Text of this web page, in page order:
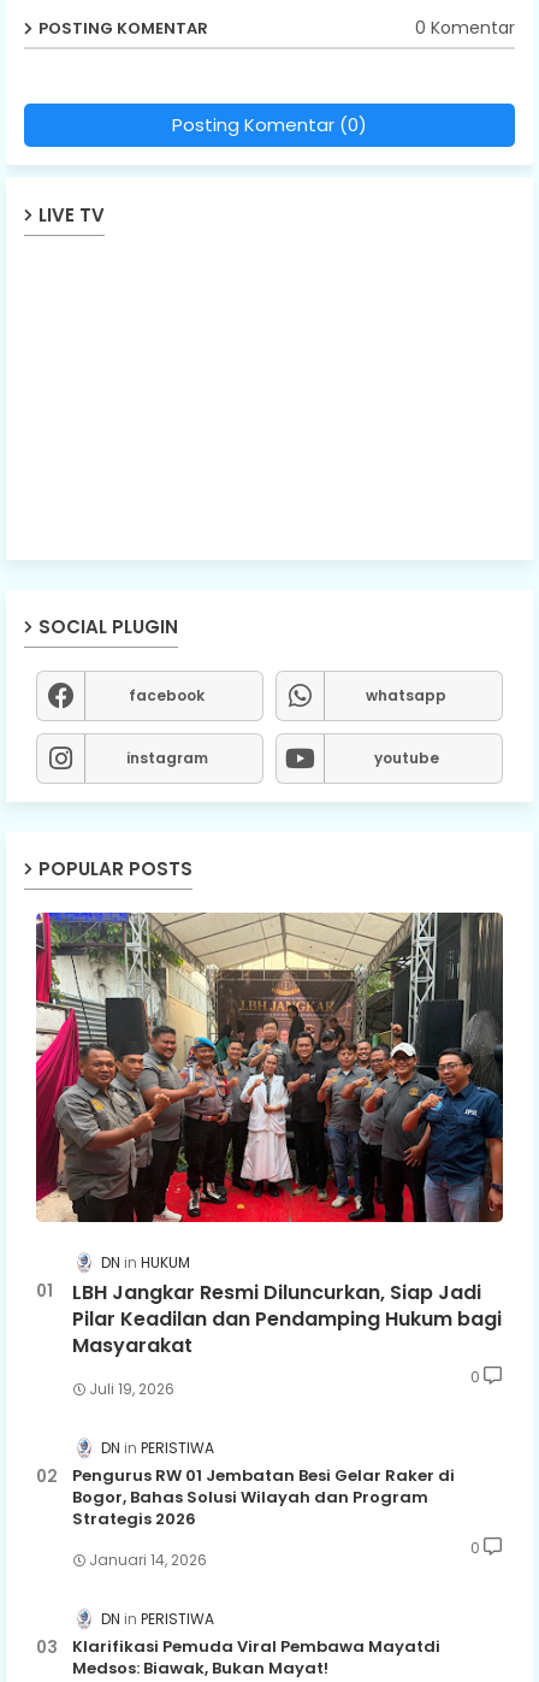
POSTING KOMENTAR 0 Komentar
Posting Komentar (0)
LIVE TV
SOCIAL PLUGIN
facebook whatsapp
instagram youtube
POPULAR POSTS
DN HUKUM
LBH Jangkar Resmi Diluncurkan, Siap Jadi
Pilar Keadilan dan Pendamping Hukum bagi
Masyarakat
Juli 19, 2026
0
DN PERISTIWA
Pengurus RW 01 Jembatan Besi Gelar Raker di
Bogor, Bahas Solusi Wilayah dan Program
Strategis 2026
Januari 14, 2026
0
DN PERISTIWA
Klarifikasi Pemuda Viral Pembawa Mayatdi
Medsos: Biawak, Bukan Mayat!